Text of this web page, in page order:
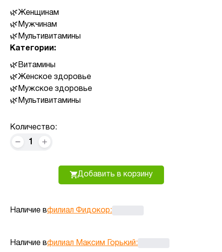
Женщинам
Мужчинам
Мультивитамины
Категории:
Витамины
Женское здоровье
Мужское здоровье
Мультивитамины
Количество:
1
Добавить в корзину
Наличие вфилиал Фидокор:
Наличие вфилиал Максим Горький: